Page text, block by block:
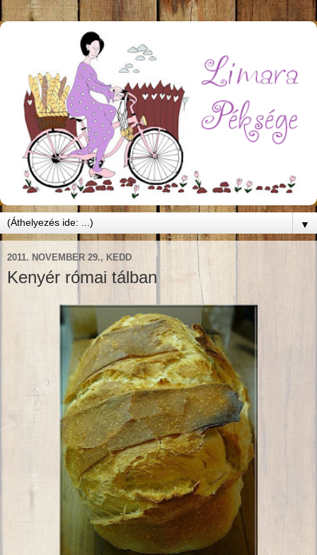
▼
2011. NOVEMBER 29., KEDD
Kenyér római tálban